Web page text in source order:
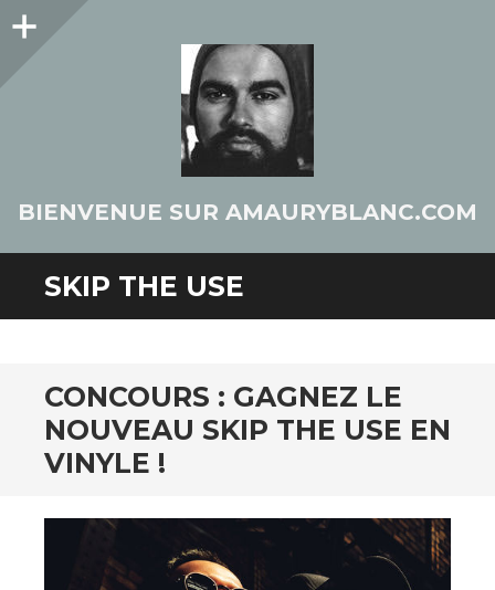
Colonne
BIENVENUE SUR AMAURYBLANC.COM
SKIP THE USE
CONCOURS : GAGNEZ LE
NOUVEAU SKIP THE USE EN
VINYLE !